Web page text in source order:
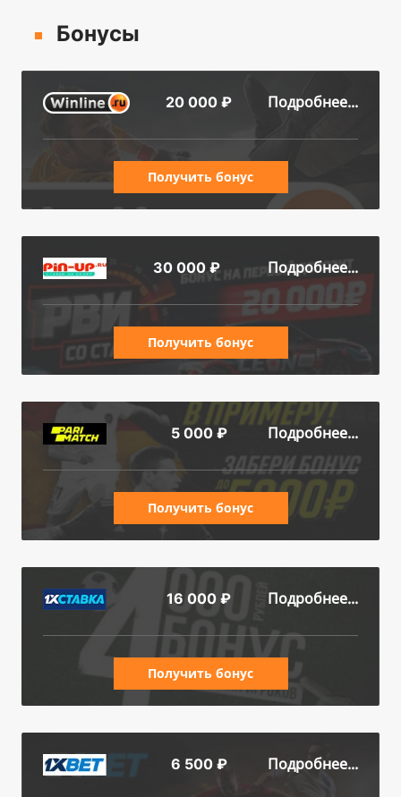
Бонусы
20 000 ₽ Подробнее...
Получить бонус
30 000 ₽ Подробнее...
Получить бонус
5 000 ₽ Подробнее...
Получить бонус
16 000 ₽ Подробнее...
Получить бонус
6 500 ₽ Подробнее...